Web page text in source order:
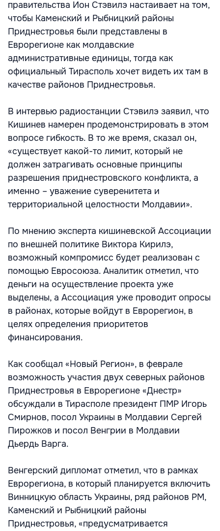
правительства Ион Стэвилэ настаивает на том,
чтобы Каменский и Рыбницкий районы
Приднестровья были представлены в
Еврорегионе как молдавские
административные единицы, тогда как
официальный Тирасполь хочет видеть их там в
качестве районов Приднестровья.
В интервью радиостанции Стэвилэ заявил, что
Кишинев намерен продемонстрировать в этом
вопросе гибкость. В то же время, сказал он,
«существует какой-то лимит, который не
должен затрагивать основные принципы
разрешения приднестровского конфликта, а
именно – уважение суверенитета и
территориальной целостности Молдавии».
По мнению эксперта кишиневской Ассоциации
по внешней политике Виктора Кирилэ,
возможный компромисс будет реализован с
помощью Евросоюза. Аналитик отметил, что
деньги на осуществление проекта уже
выделены, а Ассоциация уже проводит опросы
в районах, которые войдут в Еврорегион, в
целях определения приоритетов
финансирования.
Как сообщал «Новый Регион», в феврале
возможность участия двух северных районов
Приднестровья в Еврорегионе «Днестр»
обсуждали в Тирасполе президент ПМР Игорь
Смирнов, посол Украины в Молдавии Сергей
Пирожков и посол Венгрии в Молдавии
Дьердь Варга.
Венгерский дипломат отметил, что в рамках
Еврорегиона, в который планируется включить
Винницкую область Украины, ряд районов РМ,
Каменский и Рыбницкий районы
Приднестровья, «предусматривается